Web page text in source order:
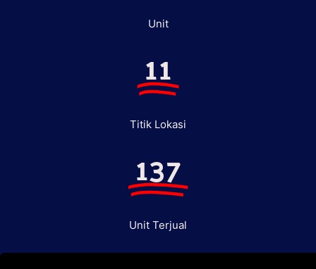
Unit
11
Titik Lokasi
137
Unit Terjual